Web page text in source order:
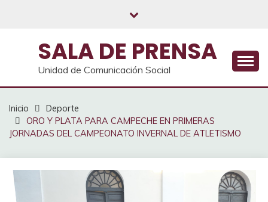
SALA DE PRENSA
Unidad de Comunicación Social
Inicio
Deporte
ORO Y PLATA PARA CAMPECHE EN PRIMERAS
JORNADAS DEL CAMPEONATO INVERNAL DE ATLETISMO